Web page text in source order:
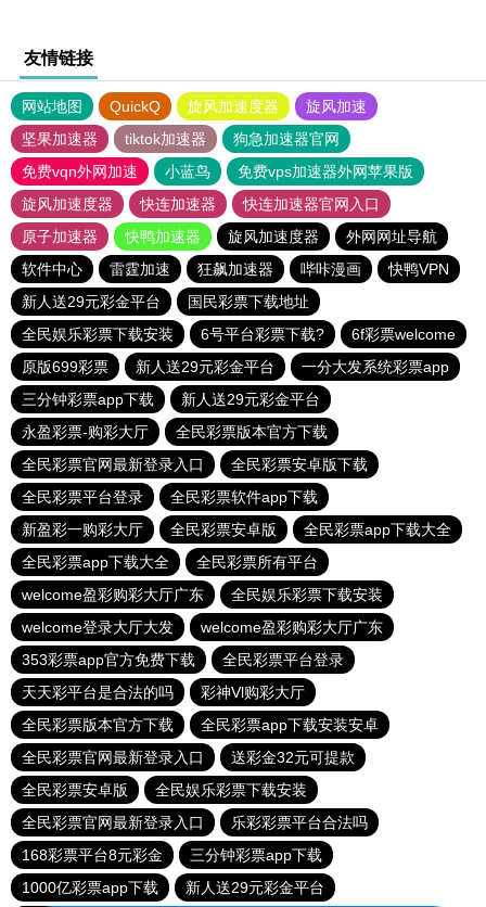
友情链接
网站地图 QuickQ 旋风加速度器
旋风加速
坚果加速器
tiktok加速器
狗急加速器官网
免费vqn外网加速
小蓝鸟
免费vps加速器外网苹果版
旋风加速度器
快连加速器
快连加速器官网入口
原子加速器
快鸭加速器 旋风加速度器
外网网址导航
软件中心
雷霆加速 狂飙加速器 哔咔漫画
快鸭VPN
新人送29元彩金平台
国民彩票下载地址
全民娱乐彩票下载安装
6号平台彩票下载?
6f彩票welcome
原版699彩票
新人送29元彩金平台
一分大发系统彩票app
三分钟彩票app下载
新人送29元彩金平台
永盈彩票-购彩大厅
全民彩票版本官方下载
全民彩票官网最新登录入口
全民彩票安卓版下载
全民彩票平台登录
全民彩票软件app下载
新盈彩一购彩大厅
全民彩票安卓版
全民彩票app下载大全
全民彩票app下载大全
全民彩票所有平台
welcome盈彩购彩大厅广东
全民娱乐彩票下载安装
welcome登录大厅大发
welcome盈彩购彩大厅广东
353彩票app官方免费下载
全民彩票平台登录
天天彩平台是合法的吗
彩神Vl购彩大厅
全民彩票版本官方下载
全民彩票app下载安装安卓
全民彩票官网最新登录入口
送彩金32元可提款
全民彩票安卓版
全民娱乐彩票下载安装
全民彩票官网最新登录入口
乐彩彩票平台合法吗
168彩票平台8元彩金
三分钟彩票app下载
1000亿彩票app下载
新人送29元彩金平台